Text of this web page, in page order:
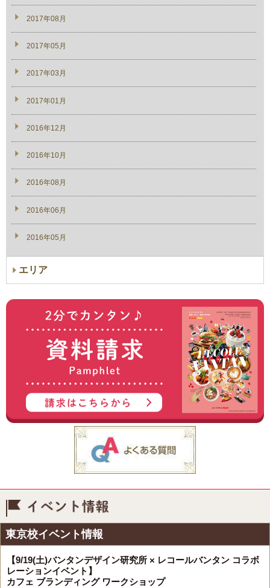
2017年08月
2017年05月
2017年03月
2017年01月
2016年12月
2016年10月
2016年08月
2016年06月
2016年05月
エリア
東京校イベント情報
【9/19(土)バンタンデザイン研究所 × レコールバンタン コラボ
レーションイベント】
カフェ ブランディング ワークショップ